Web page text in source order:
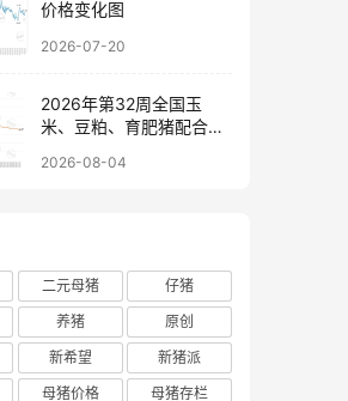
价格变化图
2026-07-20
2026年第32周全国玉
米、豆粕、育肥猪配合饲
2026-08-04
二元母猪
仔猪
养猪
原创
新希望
新猪派
母猪价格
母猪存栏